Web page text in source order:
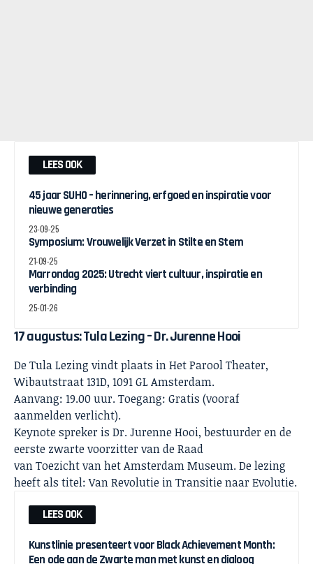
LEES OOK
45 jaar SUHO – herinnering, erfgoed en inspiratie voor
nieuwe generaties
23-09-25
Symposium: Vrouwelijk Verzet in Stilte en Stem
21-09-25
Marrondag 2025: Utrecht viert cultuur, inspiratie en
verbinding
25-01-26
17 augustus: Tula Lezing – Dr. Jurenne Hooi
De Tula Lezing vindt plaats in Het Parool Theater,
Wibautstraat 131D, 1091 GL Amsterdam.
Aanvang: 19.00 uur. Toegang: Gratis (vooraf
aanmelden verlicht).
Keynote spreker is Dr. Jurenne Hooi, bestuurder en de
eerste zwarte voorzitter van de Raad
van Toezicht van het Amsterdam Museum. De lezing
heeft als titel: Van Revolutie in Transitie naar Evolutie.
LEES OOK
Kunstlinie presenteert voor Black Achievement Month:
Een ode aan de Zwarte man met kunst en dialoog